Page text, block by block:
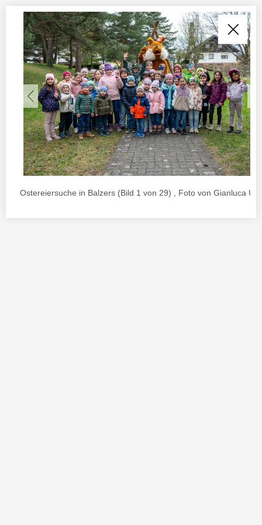
Ostereiersuche in Balzers (Bild 1 von 29) , Foto von Gianluca